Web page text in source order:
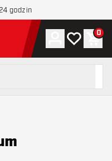
godzin
Konto
Moja lista
0